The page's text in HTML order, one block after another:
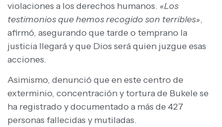
violaciones a los derechos humanos. «Los
testimonios que hemos recogido son terribles»,
afirmó, asegurando que tarde o temprano la
justicia llegará y que Dios será quien juzgue esas
acciones.
Asimismo, denunció que en este centro de
exterminio, concentración y tortura de Bukele se
ha registrado y documentado a más de 427
personas fallecidas y mutiladas.